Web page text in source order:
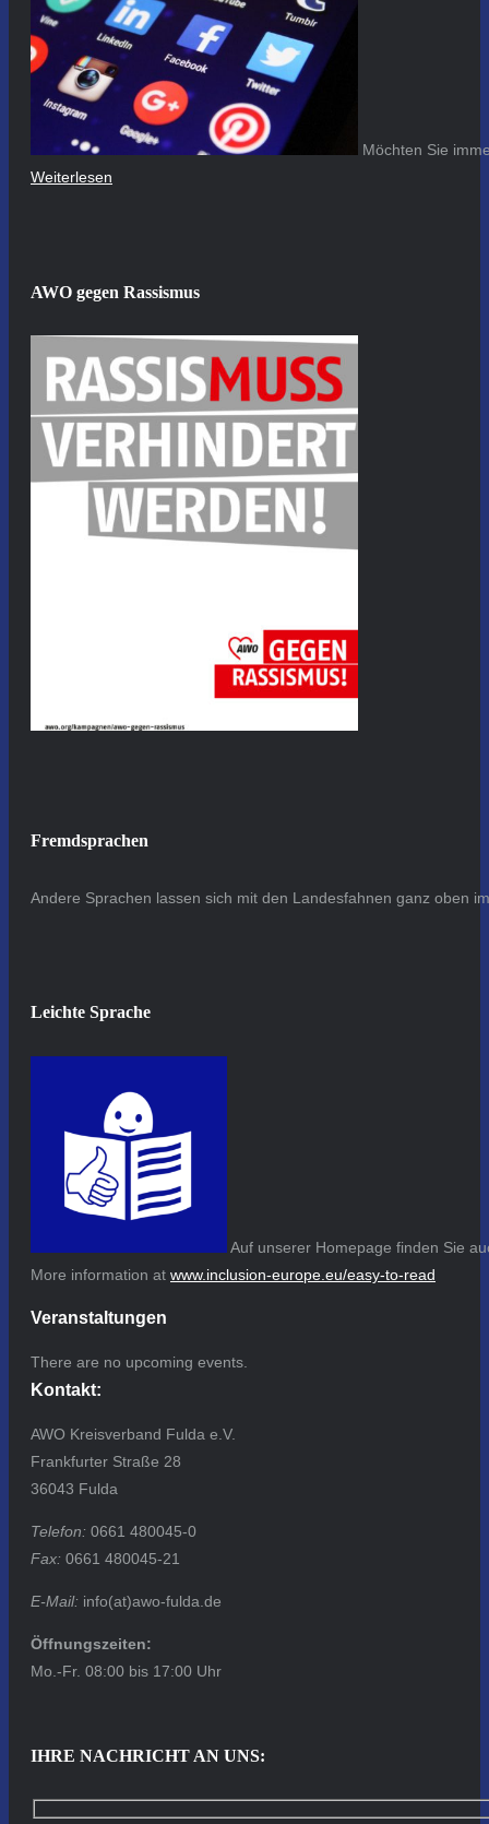
Möchten Sie
Weiterlesen
AWO gegen Rassismus
Fremdsprachen
Andere Sprachen lassen sich mit den Landesfahnen ganz oben
Leichte Sprache
Auf unserer Homepage finden Sie
More information at www.inclusion-europe.eu/easy-to-read
Veranstaltungen
There are no upcoming events.
Kontakt:
AWO Kreisverband Fulda e.V.
Frankfurter Straße 28
36043 Fulda
Telefon: 0661 480045-0
Fax: 0661 480045-21
E-Mail: info(at)awo-fulda.de
Öffnungszeiten:
Mo.-Fr. 08:00 bis 17:00 Uhr
IHRE NACHRICHT AN UNS: